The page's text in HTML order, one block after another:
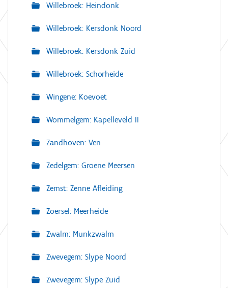
Willebroek: Heindonk
Willebroek: Kersdonk Noord
Willebroek: Kersdonk Zuid
Willebroek: Schorheide
Wingene: Koevoet
Wommelgem: Kapelleveld II
Zandhoven: Ven
Zedelgem: Groene Meersen
Zemst: Zenne Afleiding
Zoersel: Meerheide
Zwalm: Munkzwalm
Zwevegem: Slype Noord
Zwevegem: Slype Zuid